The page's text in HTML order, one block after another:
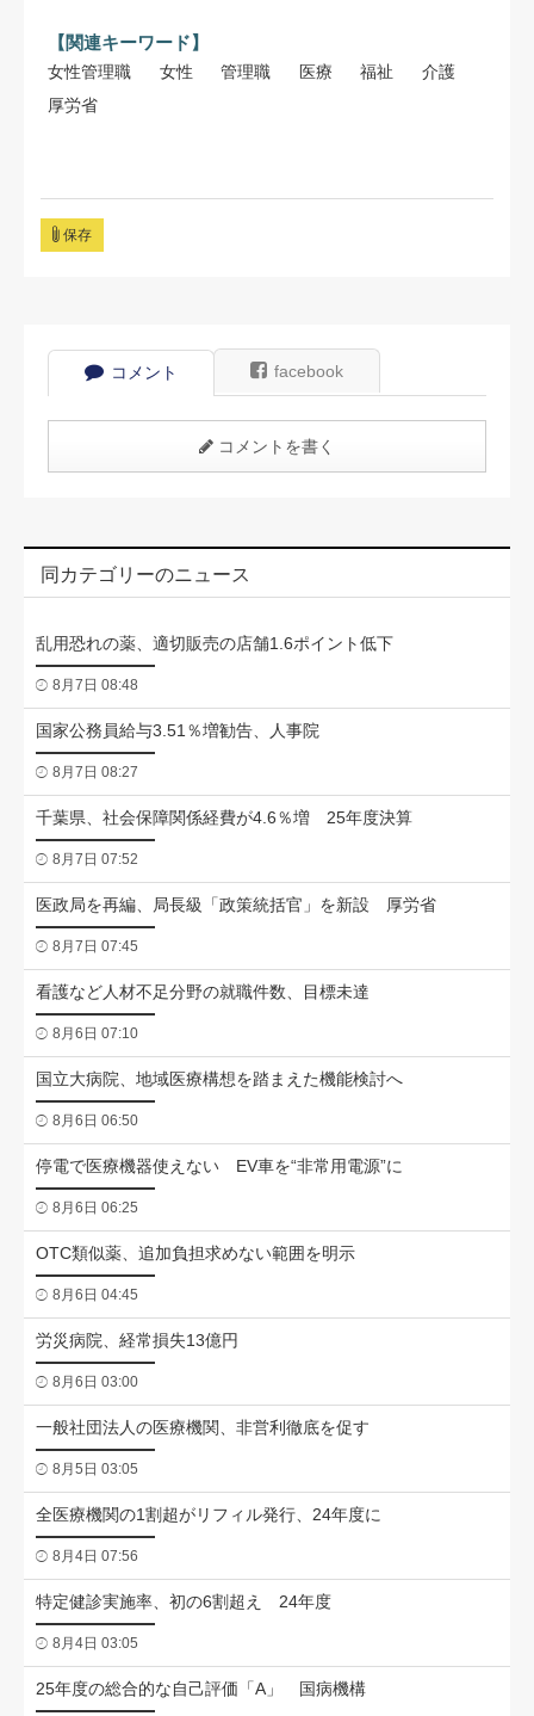
【関連キーワード】
女性管理職 女性 管理職 医療 福祉
介護
厚労省
保存
コメント facebook
コメントを書く
同カテゴリーのニュース
乱用恐れの薬、適切販売の店舗1.6ポイント低下
8月7日 08:48
国家公務員給与3.51％増勧告、人事院
8月7日 08:27
千葉県、社会保障関係経費が4.6％増 25年度決算
8月7日 07:52
医政局を再編、局長級「政策統括官」を新設 厚労省
8月7日 07:45
看護など人材不足分野の就職件数、目標未達
8月6日 07:10
国立大病院、地域医療構想を踏まえた機能検討へ
8月6日 06:50
停電で医療機器使えない EV車を“非常用電源”に
8月6日 06:25
OTC類似薬、追加負担求めない範囲を明示
8月6日 04:45
労災病院、経常損失13億円
8月6日 03:00
一般社団法人の医療機関、非営利徹底を促す
8月5日 03:05
全医療機関の1割超がリフィル発行、24年度に
8月4日 07:56
特定健診実施率、初の6割超え 24年度
8月4日 03:05
25年度の総合的な自己評価「A」 国病機構